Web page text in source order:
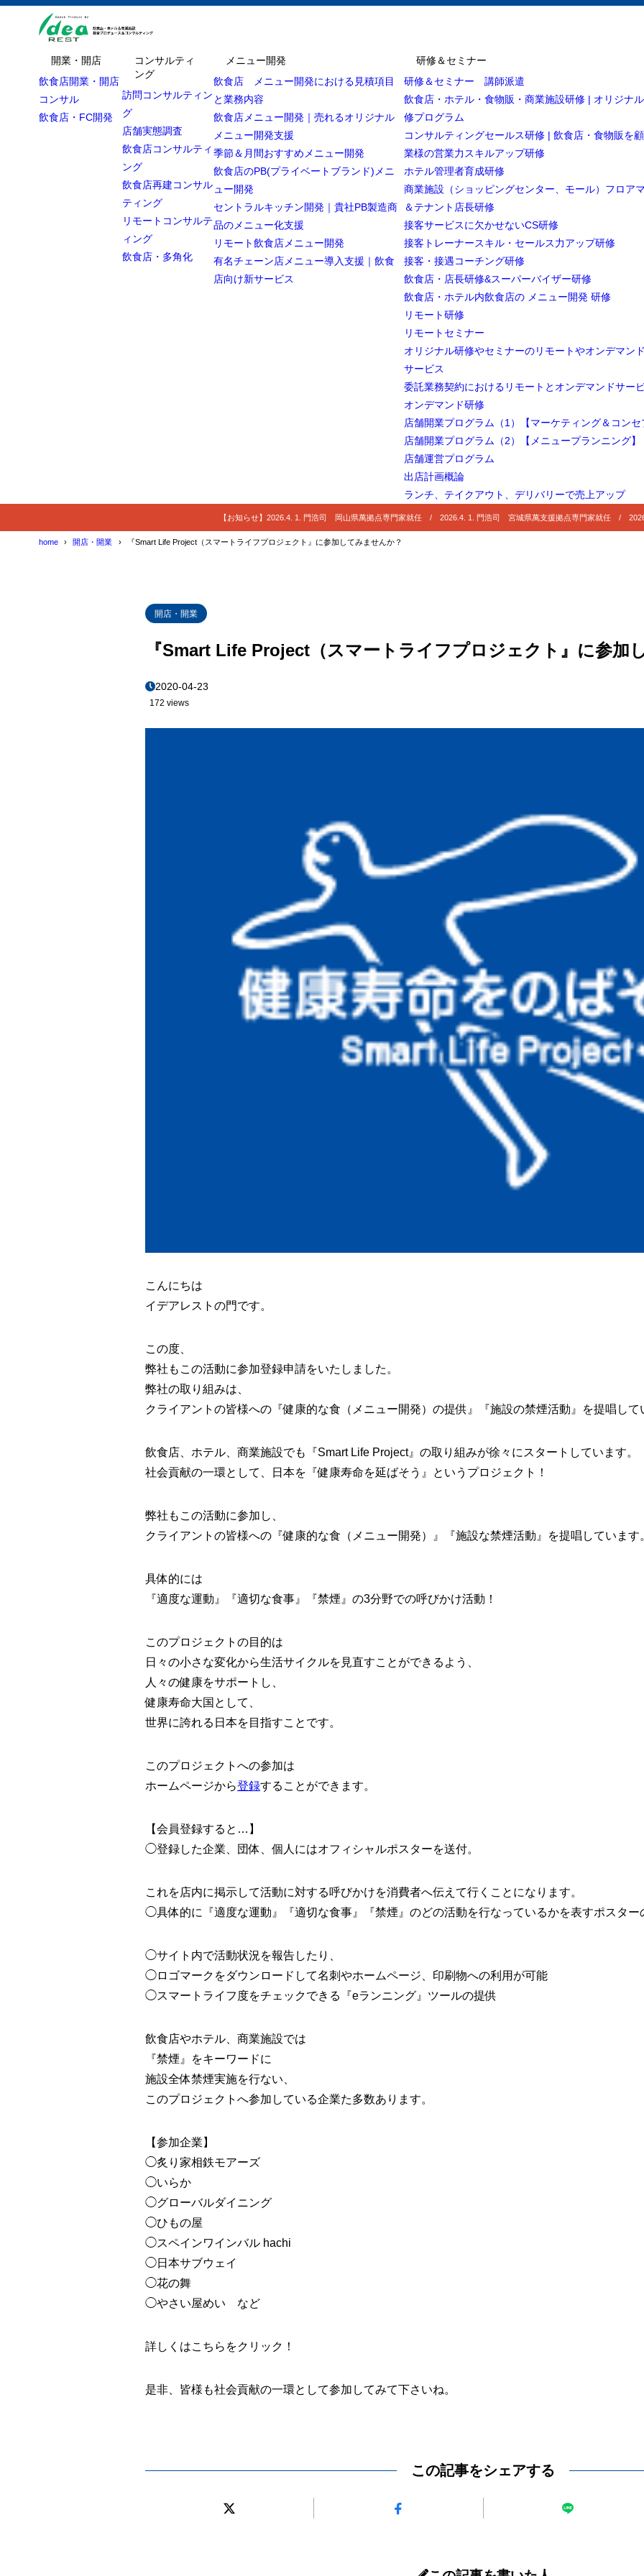
開業・開店
飲食店開業・開店
コンサル
飲食店・FC開発
コンサルティ
ング
訪問コンサルティン
グ
店舗実態調査
飲食店コンサルティ
ング
飲食店再建コンサル
ティング
リモートコンサルテ
ィング
飲食店・多角化
メニュー開発
飲食店 メニュー開発における見積項目
と業務内容
飲食店メニュー開発｜売れるオリジナル
メニュー開発支援
季節＆月間おすすめメニュー開発
飲食店のPB(プライベートブランド)メニ
ュー開発
セントラルキッチン開発｜貴社PB製造商
品のメニュー化支援
リモート飲食店メニュー開発
有名チェーン店メニュー導入支援｜飲食
店向け新サービス
研修＆セミナー
研修＆セミナー 講師派遣
飲食店・ホテル・食物販・商業施設研修 | オリジナ
修プログラム
コンサルティングセールス研修 | 飲食店・食物販を
業様の営業力スキルアップ研修
ホテル管理者育成研修
商業施設（ショッピングセンター、モール）フロア
＆テナント店長研修
接客サービスに欠かせないCS研修
接客トレーナースキル・セールス力アップ研修
接客・接遇コーチング研修
飲食店・店長研修&スーパーバイザー研修
飲食店・ホテル内飲食店の メニュー開発 研修
リモート研修
リモートセミナー
オリジナル研修やセミナーのリモートやオンデマン
サービス
委託業務契約におけるリモートとオンデマンドサー
オンデマンド研修
店舗開業プログラム（1）【マーケティング＆コンセ
店舗開業プログラム（2）【メニュープランニング】
店舗運営プログラム
出店計画概論
ランチ、テイクアウト、デリバリーで売上アップ
【お知らせ】2026.4. 1. 門浩司 岡山県萬拠点専門家就任 / 2026.4. 1. 門浩司 宮城県萬支援拠点専門家就任 /
home 開店・開業 『Smart Life Project（スマートライフプロジェクト』に参加してみませんか？
開店・開業
『Smart Life Project（スマートライフプロジェクト』に参加
2020-04-23
172 views
こんにちは
イデアレストの門です。
この度、
弊社もこの活動に参加登録申請をいたしました。
弊社の取り組みは、
クライアントの皆様への『健康的な食（メニュー開発）の提供』『施設の禁煙活動』を提唱して
飲食店、ホテル、商業施設でも『Smart Life Project』の取り組みが徐々にスタートしています。
社会貢献の一環として、日本を『健康寿命を延ばそう』というプロジェクト！
弊社もこの活動に参加し、
クライアントの皆様への『健康的な食（メニュー開発）』『施設な禁煙活動』を提唱しています
具体的には
『適度な運動』『適切な食事』『禁煙』の3分野での呼びかけ活動！
このプロジェクトの目的は
日々の小さな変化から生活サイクルを見直すことができるよう、
人々の健康をサポートし、
健康寿命大国として、
世界に誇れる日本を目指すことです。
このプロジェクトへの参加は
ホームページから登録することができます。
【会員登録すると…】
◯登録した企業、団体、個人にはオフィシャルポスターを送付。
これを店内に掲示して活動に対する呼びかけを消費者へ伝えて行くことになります。
◯具体的に『適度な運動』『適切な食事』『禁煙』のどの活動を行なっているかを表すポスター
◯サイト内で活動状況を報告したり、
◯ロゴマークをダウンロードして名刺やホームページ、印刷物への利用が可能
◯スマートライフ度をチェックできる『eランニング』ツールの提供
飲食店やホテル、商業施設では
『禁煙』をキーワードに
施設全体禁煙実施を行ない、
このプロジェクトへ参加している企業た多数あります。
【参加企業】
◯炙り家相鉄モアーズ
◯いらか
◯グローバルダイニング
◯ひもの屋
◯スペインワインバル hachi
◯日本サブウェイ
◯花の舞
◯やさい屋めい など
詳しくはこちらをクリック！
是非、皆様も社会貢献の一環として参加してみて下さいね。
この記事をシェアする